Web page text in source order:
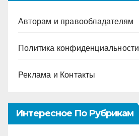
Авторам и правообладателям
Политика конфиденциальности
Реклама и Контакты
Интересное По Рубрикам